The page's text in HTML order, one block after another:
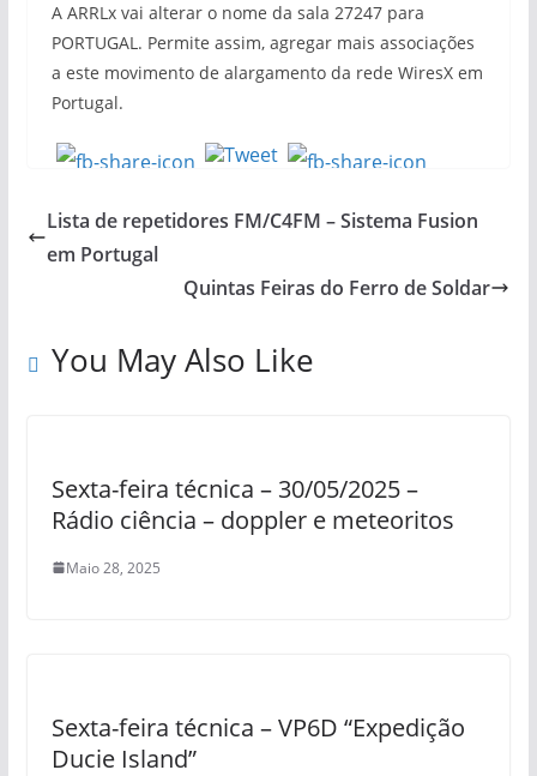
A ARRLx vai alterar o nome da sala 27247 para
PORTUGAL. Permite assim, agregar mais associações
a este movimento de alargamento da rede WiresX em
Portugal.
Lista de repetidores FM/C4FM – Sistema Fusion
em Portugal
Quintas Feiras do Ferro de Soldar
You May Also Like
Sexta-feira técnica – 30/05/2025 –
Rádio ciência – doppler e meteoritos
Maio 28, 2025
Sexta-feira técnica – VP6D “Expedição
Ducie Island”